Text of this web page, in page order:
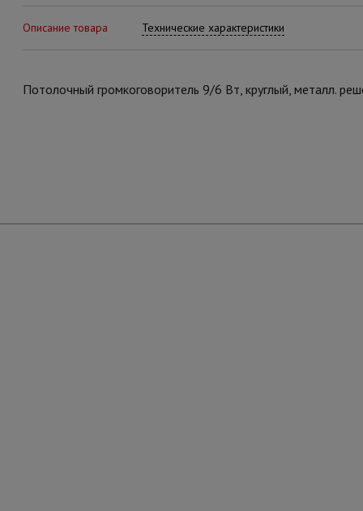
Описание товара Технические характеристики
Потолочный громкоговоритель 9/6 Вт, круглый, металл.